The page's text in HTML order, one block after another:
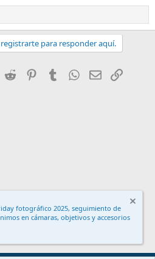
para responder aquí.
Reddit PinterestTumblr WhatsApp
EmailEnlace
fotográfico 2025, seguimiento de
en cámaras, objetivos y accesorios